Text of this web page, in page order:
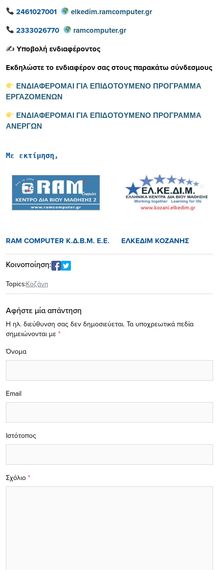
2461027001
elkedim.ramcomputer.gr
2333026770
ramcomputer.gr
✍️ Υποβολή ενδιαφέροντος
Εκδηλώστε το ενδιαφέρον σας στους παρακάτω σύνδεσμους
ΕΝΔΙΑΦΕΡΟΜΑΙ ΓΙΑ ΕΠΙΔΟΤΟΥΜΕΝΟ ΠΡΟΓΡΑΜΜΑ
ΕΡΓΑΖΟΜΕΝΩΝ
ΕΝΔΙΑΦΕΡΟΜΑΙ ΓΙΑ ΕΠΙΔΟΤΟΥΜΕΝΟ ΠΡΟΓΡΑΜΜΑ
ΑΝΕΡΓΩΝ
Με εκτίμηση,
RAM COMPUTER K.Δ.B.M. E.E. ΕΛΚΕΔΙΜ ΚΟΖΑΝΗΣ
Κοινοποίηση:
Topics:Κοζάνη
Αφήστε μία απάντηση
Η ηλ. διεύθυνση σας δεν δημοσιεύεται. Τα υποχρεωτικά πεδία
σημειώνονται με *
Σχόλιο *
Όνομα
Email
Ιστότοπος